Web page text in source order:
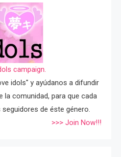
campaign.
idols" y ayúdanos a difundir
la comunidad, para que cada
de éste género.
>>> Join Now!!!